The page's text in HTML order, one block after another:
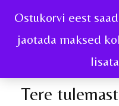
Ostukorvi eest
jaotada maksed
Tere